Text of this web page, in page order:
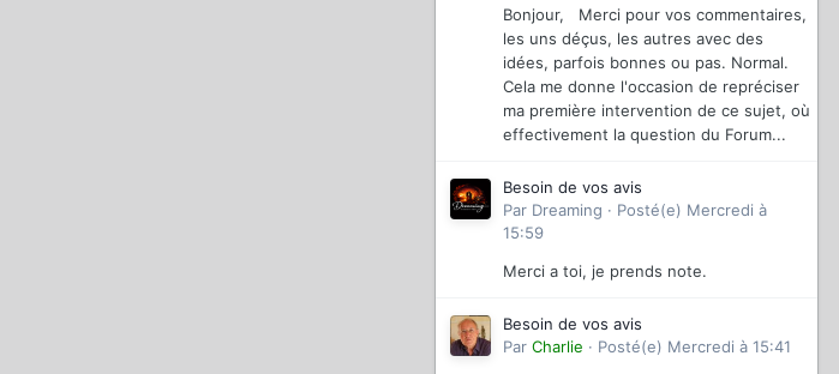
Bonjour, Merci pour vos commentaires,
les uns déçus, les autres avec des
idées, parfois bonnes ou pas. Normal.
Cela me donne l'occasion de repréciser
ma première intervention de ce sujet, où
effectivement la question du Forum...
Besoin de vos avis
Par Dreaming · Posté(e) Mercredi à
15:59
Merci a toi, je prends note.
Besoin de vos avis
Par Charlie · Posté(e) Mercredi à 15:41